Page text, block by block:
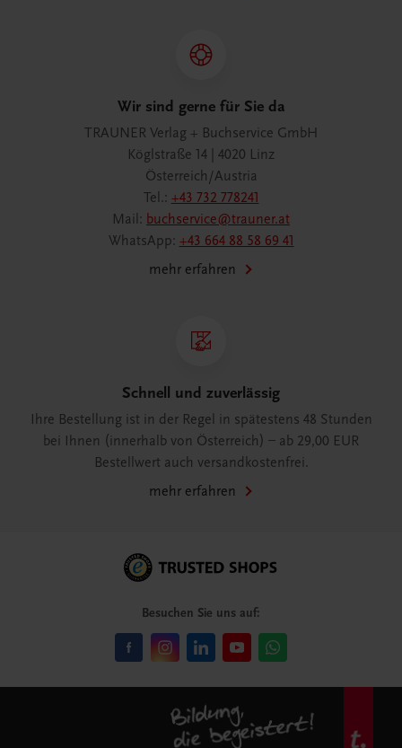
Wir sind gerne für Sie da
TRAUNER Verlag + Buchservice GmbH
Köglstraße 14 | 4020 Linz
Österreich/Austria
Tel.: +43 732 778241
Mail: buchservice@trauner.at
WhatsApp: +43 664 88 58 69 41
mehr erfahren
Schnell und zuverlässig
Ihre Bestellung ist in der Regel in spätestens 48 Stunden
bei Ihnen (innerhalb von Österreich) – ab 29,00 EUR
Bestellwert auch versandkostenfrei.
mehr erfahren
Besuchen Sie uns auf: